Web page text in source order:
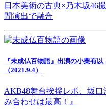
日本美術の古典×乃木坂46
間演出で融合
『未成仏百物語』出演の小栗有
（2021.9.4）
AKB48舞台挨拶レポ、坂
み合わせは最高！』